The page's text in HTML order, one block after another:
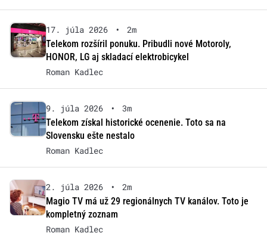
17. júla 2026 •
2m
Telekom rozšíril ponuku. Pribudli nové Motoroly,
HONOR, LG aj skladací elektrobicykel
Roman Kadlec
9. júla 2026 •
3m
Telekom získal historické ocenenie. Toto sa na
Slovensku ešte nestalo
Roman Kadlec
2. júla 2026 •
2m
Magio TV má už 29 regionálnych TV kanálov. Toto je
kompletný zoznam
Roman Kadlec